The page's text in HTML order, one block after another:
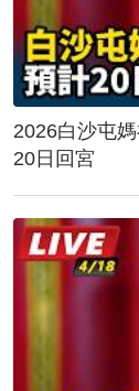
2026白沙屯
20日回宮